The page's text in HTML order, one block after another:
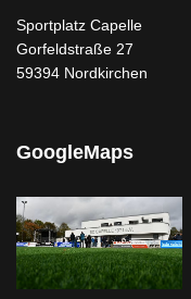
Sportplatz Capelle
Gorfeldstraße 27
59394 Nordkirchen
GoogleMaps